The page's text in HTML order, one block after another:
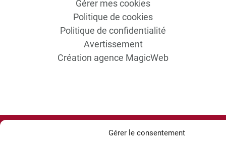
Gérer le consentement
Gérer mes cookies
Politique de cookies
Politique de confidentialité
Avertissement
Création agence MagicWeb